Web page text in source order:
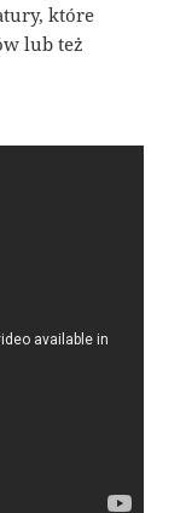
które
lub też